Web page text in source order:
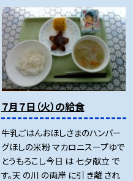
７月７日（火）の給食
牛乳ごはんおほしさまのハンバー
グほしの米粉 マカロニスープゆで
とうもろこし今日 は 七夕献立 で
す。天 の川 の両岸 に引 き離 され